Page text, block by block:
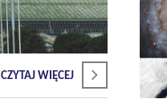
CZYTAJ WIĘCEJ